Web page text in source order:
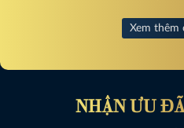
Xem thêm
NHẬN ƯU